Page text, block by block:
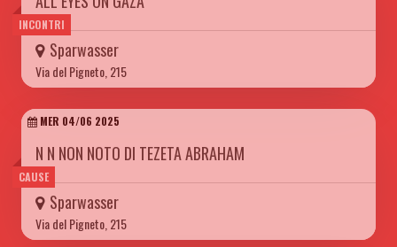
INCONTRI
Sparwasser
Via del Pigneto, 215
CAUSE
MER 04/06 2025
N N NON NOTO DI TEZETA ABRAHAM
Sparwasser
Via del Pigneto, 215